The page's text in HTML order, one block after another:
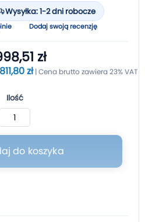
Wysyłka: 1-2 dni robocze
Dodaj swoją recenzję
zł
811,80 zł
Ilość
do koszyka